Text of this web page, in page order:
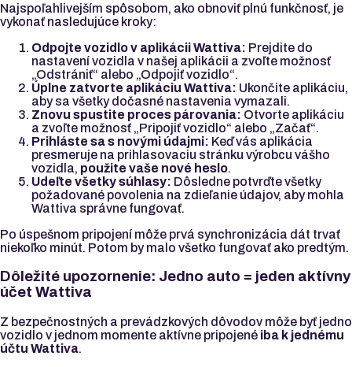
Najspoľahlivejším spôsobom, ako obnoviť plnú funkčnosť, je
vykonať nasledujúce kroky:
Odpojte vozidlo v aplikácii Wattiva: Prejdite do
nastavení vozidla v našej aplikácii a zvoľte možnosť
„Odstrániť“ alebo „Odpojiť vozidlo“.
Úplne zatvorte aplikáciu Wattiva: Ukončite aplikáciu,
aby sa všetky dočasné nastavenia vymazali.
Znovu spustite proces párovania: Otvorte aplikáciu
a zvoľte možnosť „Pripojiť vozidlo“ alebo „Začať“.
Prihláste sa s novými údajmi: Keď vás aplikácia
presmeruje na prihlasovaciu stránku výrobcu vášho
vozidla, použite vaše nové heslo.
Udeľte všetky súhlasy: Dôsledne potvrďte všetky
požadované povolenia na zdieľanie údajov, aby mohla
Wattiva správne fungovať.
Po úspešnom pripojení môže prvá synchronizácia dát trvať
niekoľko minút. Potom by malo všetko fungovať ako predtým.
Dôležité upozornenie: Jedno auto = jeden aktívny
účet Wattiva
Z bezpečnostných a prevádzkových dôvodov môže byť jedno
vozidlo v jednom momente aktívne pripojené iba k jednému
účtu Wattiva.